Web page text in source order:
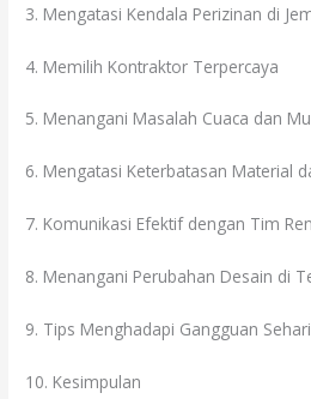
3. Mengatasi Kendala Perizinan di
4. Memilih Kontraktor Terpercaya
5. Menangani Masalah Cuaca dan
6. Mengatasi Keterbatasan Material
7. Komunikasi Efektif dengan Tim
8. Menangani Perubahan Desain di
9. Tips Menghadapi Gangguan
10. Kesimpulan